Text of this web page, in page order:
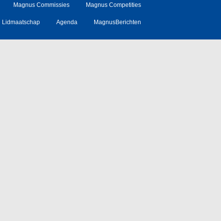
Magnus Commissies Magnus Competities
Lidmaatschap Agenda MagnusBerichten